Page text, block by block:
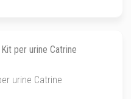
per urine Catrine
urine Catrine